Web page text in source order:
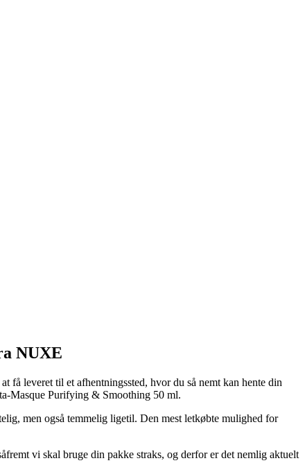
NUXE
få leveret til et afhentningssted, hvor du så nemt kan hente din
Masque Purifying & Smoothing 50 ml.
men også temmelig ligetil. Den mest letkøbte mulighed for
vi skal bruge din pakke straks, og derfor er det nemlig aktuelt